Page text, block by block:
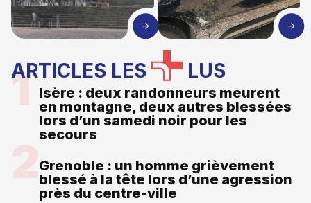
ARTICLES LES LUS
Isère : deux randonneurs meurent
en montagne, deux autres blessées
lors d’un samedi noir pour les
secours
Grenoble : un homme grièvement
blessé à la tête lors d’une agression
près du centre-ville